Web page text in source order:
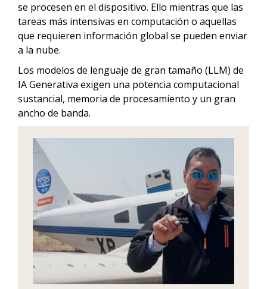
se procesen en el dispositivo. Ello mientras que las
tareas más intensivas en computación o aquellas
que requieren información global se pueden enviar
a la nube.
Los modelos de lenguaje de gran tamaño (LLM) de
IA Generativa exigen una potencia computacional
sustancial, memoria de procesamiento y un gran
ancho de banda.